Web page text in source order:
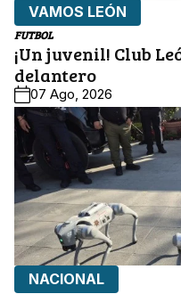
VAMOS LEÓN
FUTBOL
¡Un juvenil! Club
delantero
07 Ago, 2026
NACIONAL